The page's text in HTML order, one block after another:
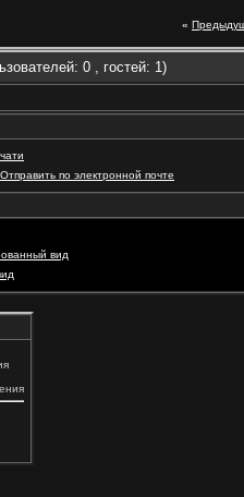
«
0 , гостей: 1)
Отправить по электронной почте
вид